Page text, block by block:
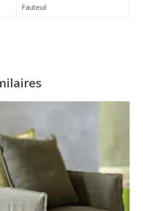
Fauteuil